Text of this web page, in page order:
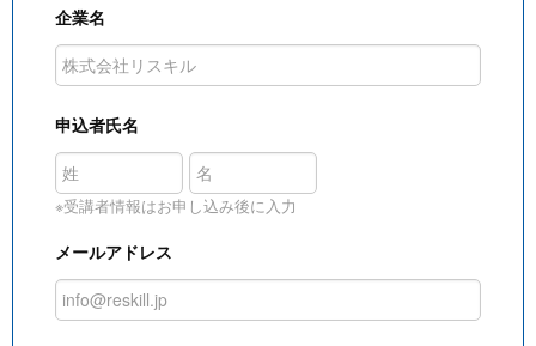
企業名
申込者氏名
※受講者情報はお申し込み後に入力
メールアドレス